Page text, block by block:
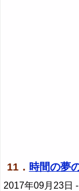
11． 時間の夢
2017年09月23日